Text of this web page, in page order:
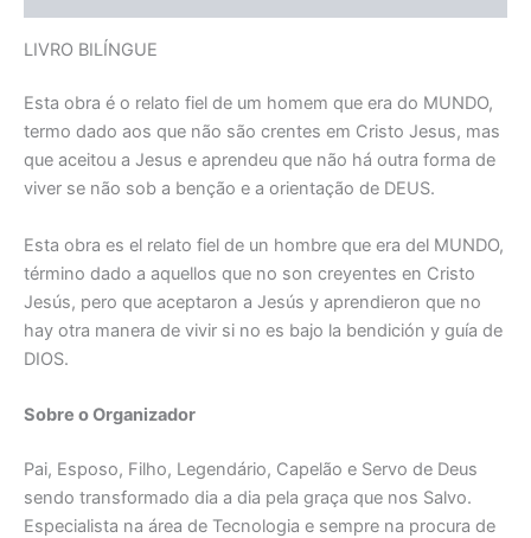
LIVRO BILÍNGUE
Esta obra é o relato fiel de um homem que era do MUNDO,
termo dado aos que não são crentes em Cristo Jesus, mas
que aceitou a Jesus e aprendeu que não há outra forma de
viver se não sob a benção e a orientação de DEUS.
Esta obra es el relato fiel de un hombre que era del MUNDO,
término dado a aquellos que no son creyentes en Cristo
Jesús, pero que aceptaron a Jesús y aprendieron que no
hay otra manera de vivir si no es bajo la bendición y guía de
DIOS.
Sobre o Organizador
Pai, Esposo, Filho, Legendário, Capelão e Servo de Deus
sendo transformado dia a dia pela graça que nos Salvo.
Especialista na área de Tecnologia e sempre na procura de